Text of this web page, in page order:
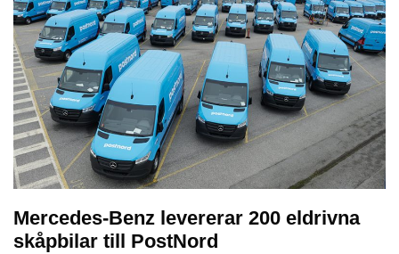
Mercedes-Benz levererar 200 eldrivna
skåpbilar till PostNord